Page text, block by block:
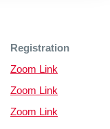
Registration
Zoom Link
Zoom Link
Zoom Link